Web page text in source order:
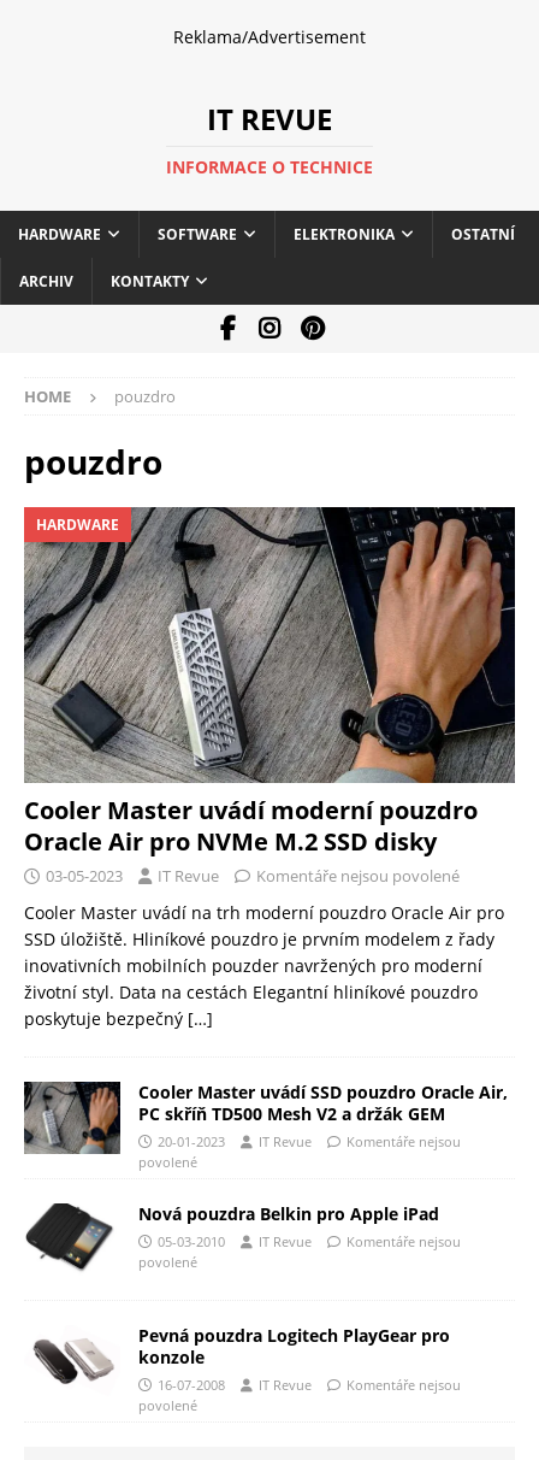
Reklama/Advertisement
IT REVUE
INFORMACE O TECHNICE
HARDWARE SOFTWARE ELEKTRONIKA OSTATNÍ
ARCHIV KONTAKTY
HOME pouzdro
pouzdro
HARDWARE
Cooler Master uvádí moderní pouzdro
Oracle Air pro NVMe M.2 SSD disky
03-05-2023 IT Revue Komentáře nejsou povolené
Cooler Master uvádí na trh moderní pouzdro Oracle Air pro
SSD úložiště. Hliníkové pouzdro je prvním modelem z řady
inovativních mobilních pouzder navržených pro moderní
životní styl. Data na cestách Elegantní hliníkové pouzdro
poskytuje bezpečný […]
Cooler Master uvádí SSD pouzdro Oracle Air,
PC skříň TD500 Mesh V2 a držák GEM
20-01-2023 IT Revue
Komentáře nejsou
povolené
Nová pouzdra Belkin pro Apple iPad
05-03-2010 IT Revue
Komentáře nejsou
povolené
Pevná pouzdra Logitech PlayGear pro
konzole
16-07-2008 IT Revue
Komentáře nejsou
povolené